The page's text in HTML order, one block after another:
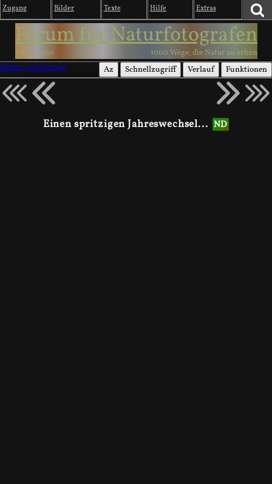
Zugang Bilder Texte Hilfe Extras
Forum für Naturfotografen
2003-2026
1000 Wege, die Natur zu sehen
Farben und Formen
Az Schnellzugriff Verlauf Funktionen
Einen spritzigen Jahreswechsel...